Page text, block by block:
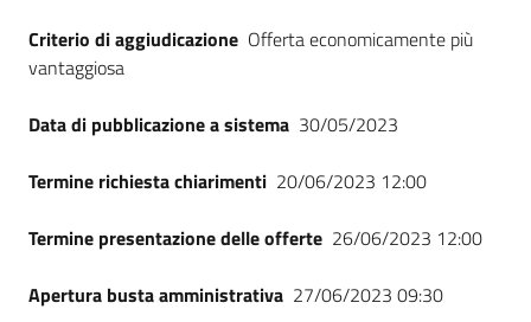
Criterio di aggiudicazione Offerta economicamente più
vantaggiosa
Data di pubblicazione a sistema 30/05/2023
Termine richiesta chiarimenti 20/06/2023 12:00
Termine presentazione delle offerte 26/06/2023 12:00
Apertura busta amministrativa 27/06/2023 09:30